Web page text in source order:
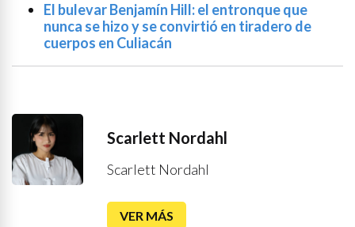
El bulevar Benjamín Hill: el entronque que
nunca se hizo y se convirtió en tiradero de
cuerpos en Culiacán
Scarlett Nordahl
Scarlett Nordahl
VER MÁS